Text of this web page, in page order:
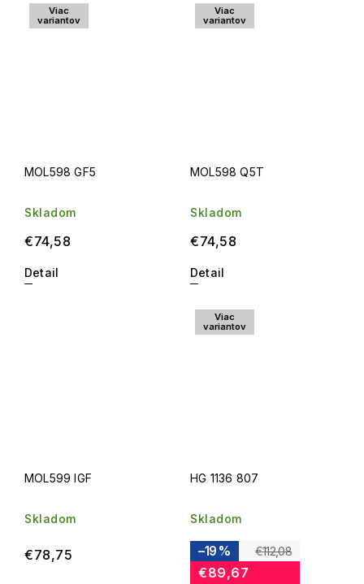
Viac
variantov
MOL598 GF5
Skladom
€74,58
Detail
Viac
variantov
MOL598 Q5T
Skladom
€74,58
Detail
MOL599 IGF
Skladom
€78,75
Viac
variantov
HG 1136 807
Skladom
€112,08
–19 %
€89,67